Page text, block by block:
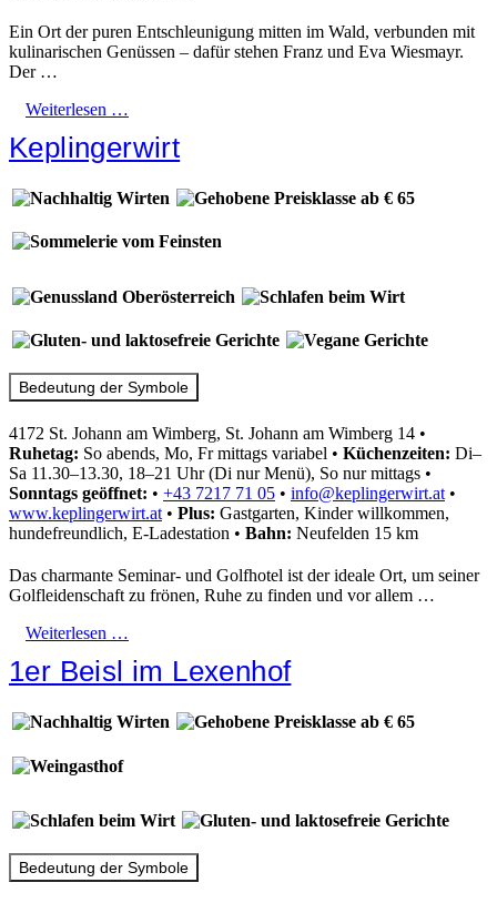
Ein Ort der puren Entschleunigung mitten im Wald, verbunden mit
kulinarischen Genüssen – dafür stehen Franz und Eva Wiesmayr.
Der …
Weiterlesen …
Keplingerwirt
Bedeutung der Symbole
4172 St. Johann am Wimberg, St. Johann am Wimberg 14 •
Ruhetag: So abends, Mo, Fr mittags variabel • Küchenzeiten: Di–
Sa 11.30–13.30, 18–21 Uhr (Di nur Menü), So nur mittags •
Sonntags geöffnet: • +43 7217 71 05 • info@keplingerwirt.at •
www.keplingerwirt.at • Plus: Gastgarten, Kinder willkommen,
hundefreundlich, E-Ladestation • Bahn: Neufelden 15 km
Das charmante Seminar- und Golfhotel ist der ideale Ort, um seiner
Golfleidenschaft zu frönen, Ruhe zu finden und vor allem …
Weiterlesen …
1er Beisl im Lexenhof
Bedeutung der Symbole